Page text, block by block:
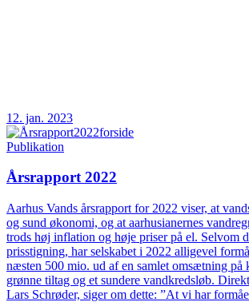
12. jan. 2023
Publikation
Årsrapport 2022
Aarhus Vands årsrapport for 2022 viser, at
og sund økonomi, og at aarhusianernes
trods høj inflation og høje priser på el. Selvom
prisstigning, har selskabet i 2022 alligevel
næsten 500 mio. ud af en samlet omsætning på
grønne tiltag og et sundere vandkredsløb.
Lars Schrøder, siger om dette: ”At vi har